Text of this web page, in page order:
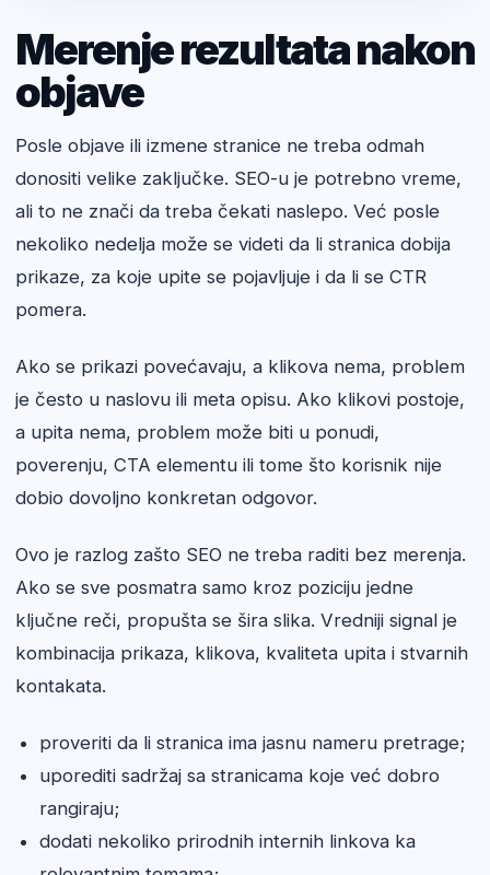
Merenje rezultata nakon
objave
Posle objave ili izmene stranice ne treba odmah
donositi velike zaključke. SEO-u je potrebno vreme,
ali to ne znači da treba čekati naslepo. Već posle
nekoliko nedelja može se videti da li stranica dobija
prikaze, za koje upite se pojavljuje i da li se CTR
pomera.
Ako se prikazi povećavaju, a klikova nema, problem
je često u naslovu ili meta opisu. Ako klikovi postoje,
a upita nema, problem može biti u ponudi,
poverenju, CTA elementu ili tome što korisnik nije
dobio dovoljno konkretan odgovor.
Ovo je razlog zašto SEO ne treba raditi bez merenja.
Ako se sve posmatra samo kroz poziciju jedne
ključne reči, propušta se šira slika. Vredniji signal je
kombinacija prikaza, klikova, kvaliteta upita i stvarnih
kontakata.
proveriti da li stranica ima jasnu nameru pretrage;
uporediti sadržaj sa stranicama koje već dobro
rangiraju;
dodati nekoliko prirodnih internih linkova ka